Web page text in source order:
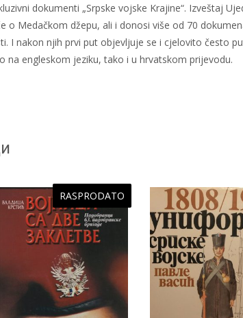
dokumenti „Srpske vojske Krajine“. Izveštaj
o Medačkom džepu, ali i donosi više od 70
I nakon njih prvi put objevljuje se i cjelovito često
na engleskom jeziku, tako i u hrvatskom prijevodu.
RASPRODATO